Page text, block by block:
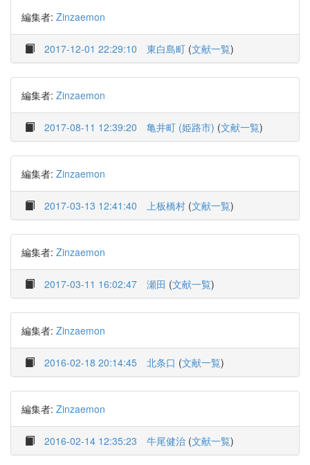
編集者: Zinzaemon
2017-12-01 22:29:10 東白島町 (文献一覧)
編集者: Zinzaemon
2017-08-11 12:39:20 亀井町 (姫路市) (文献一覧)
編集者: Zinzaemon
2017-03-13 12:41:40 上板橋村 (文献一覧)
編集者: Zinzaemon
2017-03-11 16:02:47 瀬田 (文献一覧)
編集者: Zinzaemon
2016-02-18 20:14:45 北条口 (文献一覧)
編集者: Zinzaemon
2016-02-14 12:35:23 牛尾健治 (文献一覧)